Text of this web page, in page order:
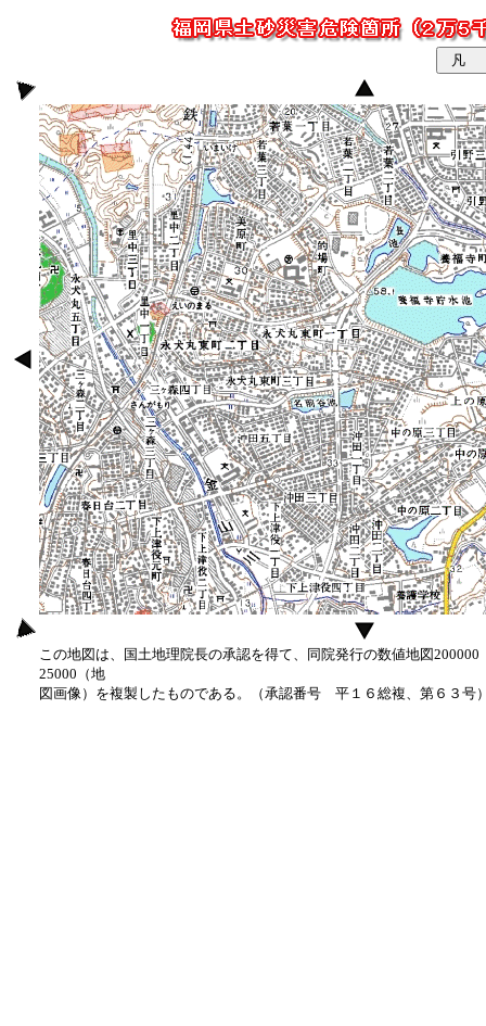
この地図は、国土地理院長の承認を得て、同院発行の数値地図
25000（地
図画像）を複製したものである。（承認番号 平１６総複、第６３号